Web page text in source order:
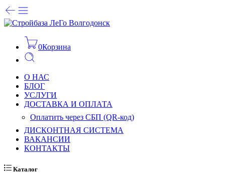
0Корзина
О НАС
БЛОГ
УСЛУГИ
ДОСТАВКА И ОПЛАТА
Оплатить через СБП (QR-код)
ДИСКОНТНАЯ СИСТЕМА
ВАКАНСИИ
КОНТАКТЫ
Каталог